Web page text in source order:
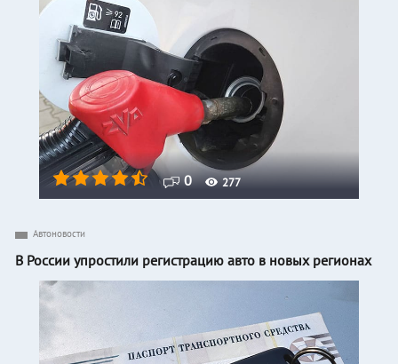
0 277
Автоновости
В России упростили регистрацию авто в новых регионах